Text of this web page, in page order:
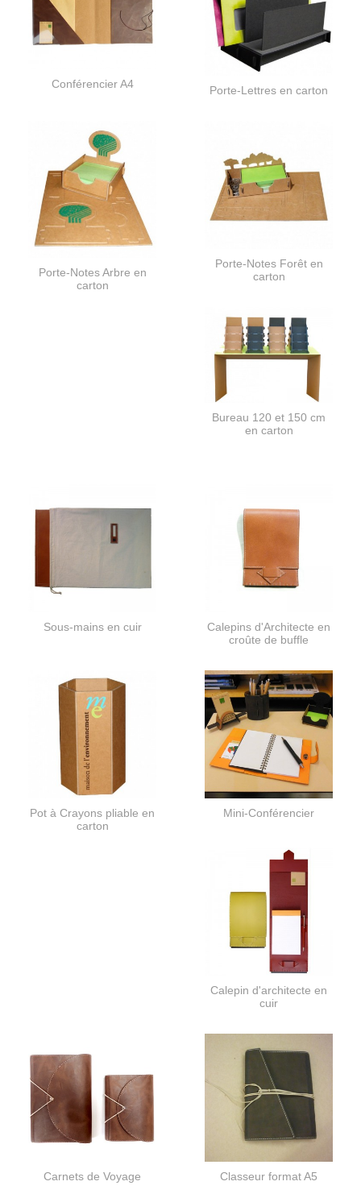
Conférencier A4 Porte-Lettres en carton
Porte-Notes Arbre en
carton
Porte-Notes Forêt en
carton
Bureau 120 et 150 cm
en carton
Sous-mains en cuir
Calepins d'Architecte en
croûte de buffle
Pot à Crayons pliable en
carton
Mini-Conférencier
Calepin d'architecte en
cuir
Carnets de Voyage Classeur format A5